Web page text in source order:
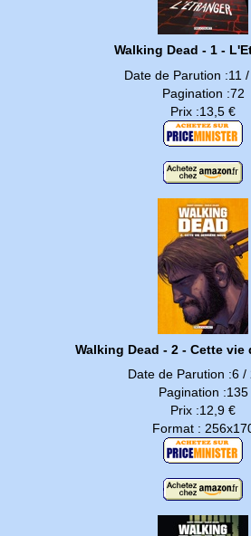
Walking Dead - 1 -
Date de Parution :11
Pagination :72
Prix :13,5 €
Walking Dead - 2 - Cette vie
Date de Parution :6 /
Pagination :135
Prix :12,9 €
Format :